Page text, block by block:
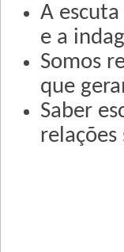
A
e a
Somos
que
Saber
relações